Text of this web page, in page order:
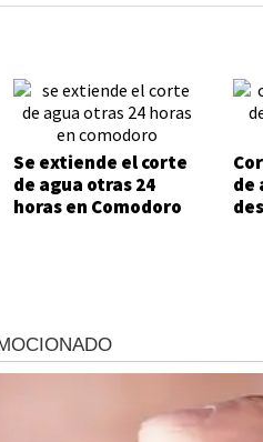
Se extiende el corte
de agua otras 24
horas en Comodoro
de